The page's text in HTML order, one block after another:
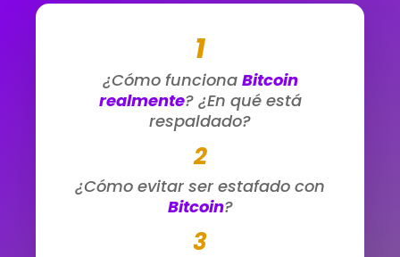
1
¿Cómo funciona Bitcoin
realmente? ¿En qué está
respaldado?
2
¿Cómo evitar ser estafado con
Bitcoin?
3